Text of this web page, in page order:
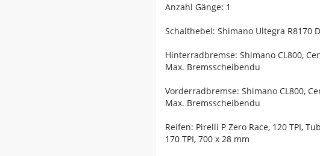
Anzahl Gänge: 1
Schalthebel: Shimano Ultegra R8170
Hinterradbremse: Shimano CL800,
Max. Bremsscheibendu
Vorderradbremse: Shimano CL800,
Max. Bremsscheibendu
Reifen: Pirelli P Zero Race, 120 TPI,
170 TPI, 700 x 28 mm